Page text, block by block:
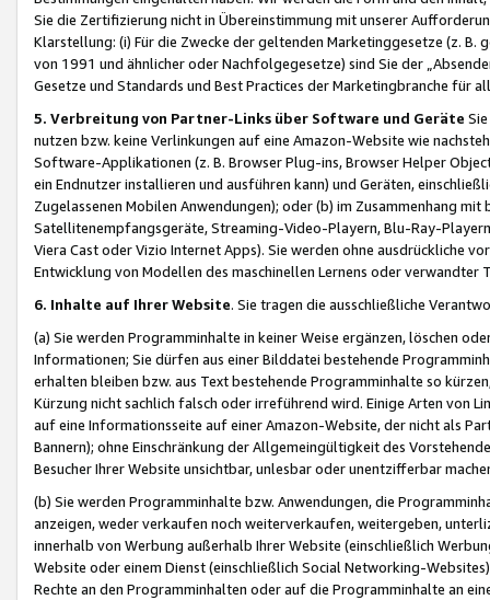
Sie die Zertifizierung nicht in Übereinstimmung mit unserer
Klarstellung: (i) Für die Zwecke der geltenden Marketinggesetze (z. B.
von 1991 und ähnlicher oder Nachfolgegesetze) sind Sie der
Gesetze und Standards und Best Practices der Marketingbranche für
5. Verbreitung von Partner-Links über Software und Geräte
nutzen bzw. keine Verlinkungen auf eine Amazon-Website wie
Software-Applikationen (z. B. Browser Plug-ins, Browser Helper
ein Endnutzer installieren und ausführen kann) und Geräten,
Zugelassenen Mobilen Anwendungen); oder (b) im Zusammenhang
Satellitenempfangsgeräte, Streaming-Video-Playern, Blu-Ray-
Viera Cast oder Vizio Internet Apps). Sie werden ohne ausdrückliche
Entwicklung von Modellen des maschinellen Lernens oder
6. Inhalte auf Ihrer Website. Sie tragen die ausschließliche
(a) Sie werden Programminhalte in keiner Weise ergänzen, löschen
Informationen; Sie dürfen aus einer Bilddatei bestehende
erhalten bleiben bzw. aus Text bestehende Programminhalte so
Kürzung nicht sachlich falsch oder irreführend wird. Einige Arten von
auf eine Informationsseite auf einer Amazon-Website, der nicht als
Bannern); ohne Einschränkung der Allgemeingültigkeit des
Besucher Ihrer Website unsichtbar, unlesbar oder unentzifferbar
(b) Sie werden Programminhalte bzw. Anwendungen, die
anzeigen, weder verkaufen noch weiterverkaufen, weitergeben,
innerhalb von Werbung außerhalb Ihrer Website (einschließlich
Website oder einem Dienst (einschließlich Social Networking-
Rechte an den Programminhalten oder auf die Programminhalte an